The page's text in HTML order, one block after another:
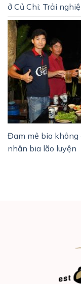
ở Củ Chi: Trải
Đam mê bia không
nhân bia lão luyện